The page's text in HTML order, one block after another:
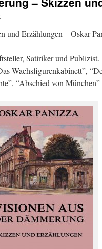
und Erzählungen – Oskar
Satiriker und
Wachsfigurenkabinett”,
“Abschied von München”